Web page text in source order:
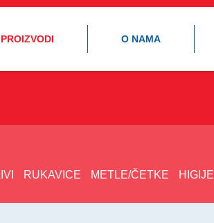
PROIZVODI O NAMA
RUKAVICE METLE/ČETKE